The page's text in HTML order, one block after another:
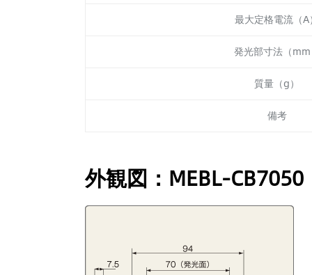
最大定格電流（A
発光部寸法（
質量（g）
備考
外観図：MEBL-CB7050